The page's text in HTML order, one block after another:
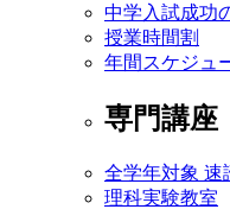
中学入試成功
授業時間割
年間スケジュ
専門講座
全学年対象 速
理科実験教室